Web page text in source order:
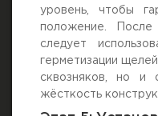
уровень, чтобы
положение.
следует
герметизации
сквозняков, но и
жёсткость